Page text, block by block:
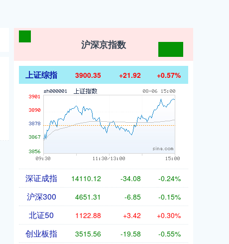
沪深京指数
上证综指 3900.35 +21.92 +0.57%
深证成指 14110.12 -34.08 -0.24%
沪深300 4651.31 -6.85 -0.15%
北证50 1122.88 +3.42 +0.30%
创业板指 3515.56 -19.58 -0.55%